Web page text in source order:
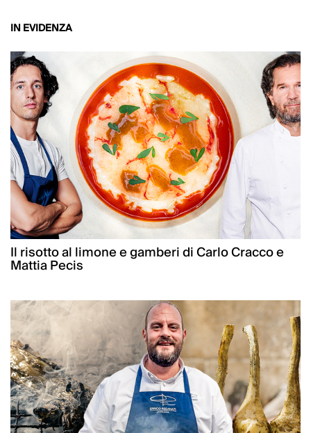
IN EVIDENZA
Il risotto al limone e gamberi di Carlo Cracco e
Mattia Pecis